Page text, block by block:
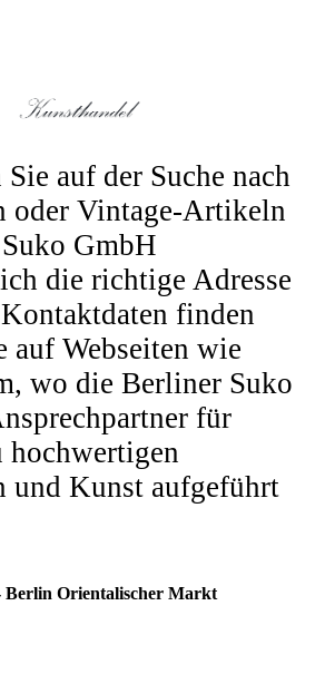
auf der Suche nach
oder Vintage-Artikeln
GmbH
die richtige Adresse
finden
auf Webseiten wie
wo die Berliner Suko
für
hochwertigen
und Kunst aufgeführt
Berlin Orientalischer Markt